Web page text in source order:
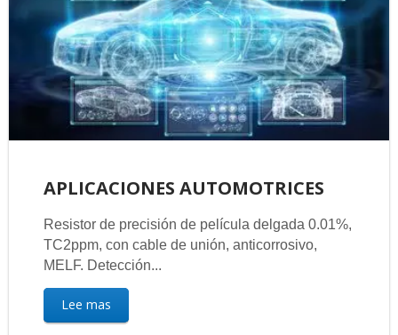
APLICACIONES AUTOMOTRICES
Resistor de precisión de película delgada 0.01%,
TC2ppm, con cable de unión, anticorrosivo,
MELF. Detección...
Lee mas